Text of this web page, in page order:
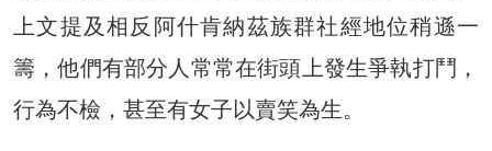
上文提及相反阿什肯納茲族群社經地位稍遜一
籌，他們有部分人常常在街頭上發生爭執打鬥，
行為不檢，甚至有女子以賣笑為生。